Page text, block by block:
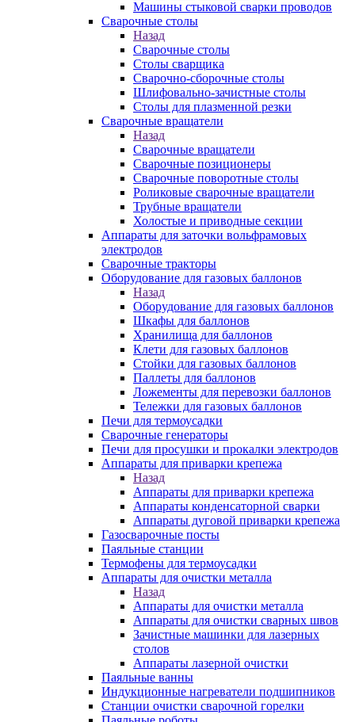
Машины стыковой сварки проводов
Сварочные столы
Назад
Сварочные столы
Столы сварщика
Сварочно-сборочные столы
Шлифовально-зачистные столы
Столы для плазменной резки
Сварочные вращатели
Назад
Сварочные вращатели
Сварочные позиционеры
Сварочные поворотные столы
Роликовые сварочные вращатели
Трубные вращатели
Холостые и приводные секции
Аппараты для заточки вольфрамовых
электродов
Сварочные тракторы
Оборудование для газовых баллонов
Назад
Оборудование для газовых баллонов
Шкафы для баллонов
Хранилища для баллонов
Клети для газовых баллонов
Стойки для газовых баллонов
Паллеты для баллонов
Ложементы для перевозки баллонов
Тележки для газовых баллонов
Печи для термоусадки
Сварочные генераторы
Печи для просушки и прокалки электродов
Аппараты для приварки крепежа
Назад
Аппараты для приварки крепежа
Аппараты конденсаторной сварки
Аппараты дуговой приварки крепежа
Газосварочные посты
Паяльные станции
Термофены для термоусадки
Аппараты для очистки металла
Назад
Аппараты для очистки металла
Аппараты для очистки сварных швов
Зачистные машинки для лазерных
столов
Аппараты лазерной очистки
Паяльные ванны
Индукционные нагреватели подшипников
Станции очистки сварочной горелки